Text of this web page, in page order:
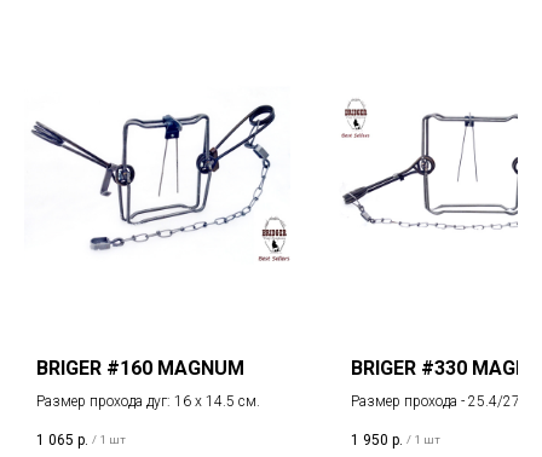
BRIGER #160 MAGNUM
Размер прохода дуг: 16 х 14.5 см.
1 065 р. / 1 шт
BRIGER #330
Размер прохода - 25.4/27
1 950 р. / 1 шт